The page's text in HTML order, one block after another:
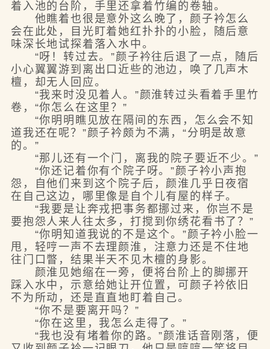
着入池的台阶，手里还拿着竹编的卷轴。
他瞧着也很是意外这么晚了，颜子衿怎么
会在此处，目光盯着她红扑扑的小脸，随后意
味深长地试探着落入水中。
“呀！转过去。”颜子衿往后退了一点，随后
小心翼翼游到离出口近些的池边，唤了几声木
檀，却无人回应。
“我来时没见着人。”颜淮转过头看着手里竹
卷，“你怎么在这里？”
“你明明瞧见放在隔间的东西，怎么会不知
道我还在呢？”颜子衿颇为不满，“分明是故意
的。”
“那儿还有一个门，离我的院子要近不少。”
“你还记着你有个院子呀。”颜子衿小声抱
怨，自他们来到这个院子后，颜淮几乎日夜宿
在自己这边，哪里像是自个儿有屋的样子。
“我要是让奔戎把事务都挪过来，你岂不是
要抱怨人来人往太多，打搅到你绣花看书了？”
“你明知道我说的不是这个。”颜子衿小脸一
甩，轻哼一声不去理颜淮，注意力还是不住地
往门口瞥，结果半天不见木檀的身影。
颜淮见她缩在一旁，便将台阶上的脚挪开
踩入水中，示意给她让开位置，可颜子衿依旧
不为所动，还是直直地盯着自己。
“你不是要离开吗？”
“你在这里，我怎么走得了。”
“我也没有堵着你的路。”颜淮话音刚落，便